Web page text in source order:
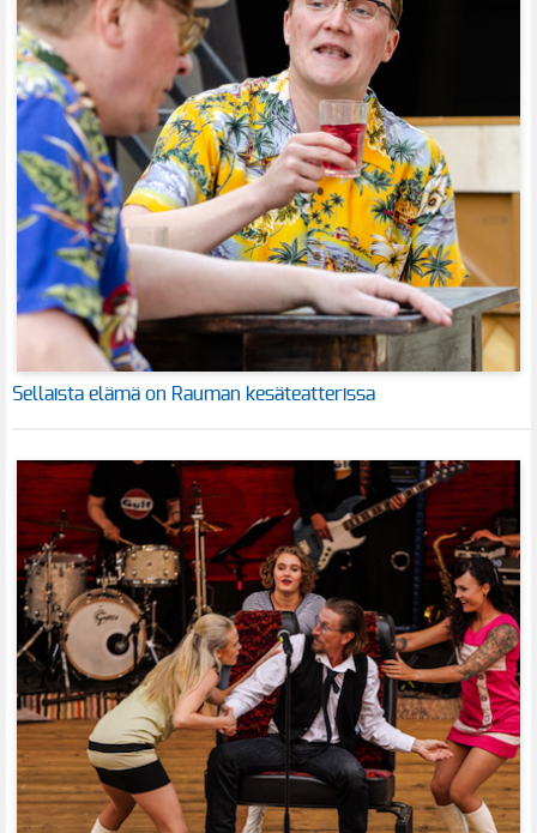
Sellaista elämä on Rauman kesäteatterissa